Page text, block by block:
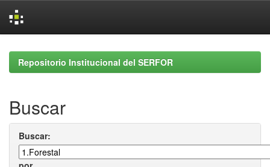
navigationRepositorio Institucional del SERFOR
Buscar
Buscar: